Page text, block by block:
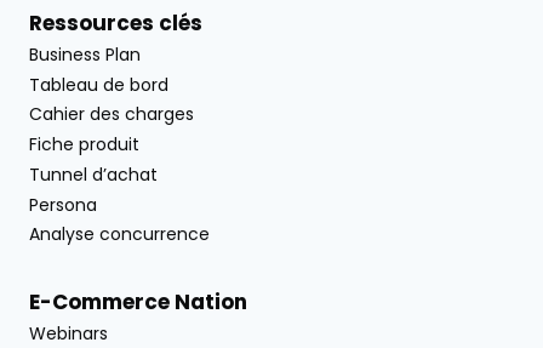
Ressources clés
Business Plan
Tableau de bord
Cahier des charges
Fiche produit
Tunnel d’achat
Persona
Analyse concurrence
E-Commerce Nation
Webinars